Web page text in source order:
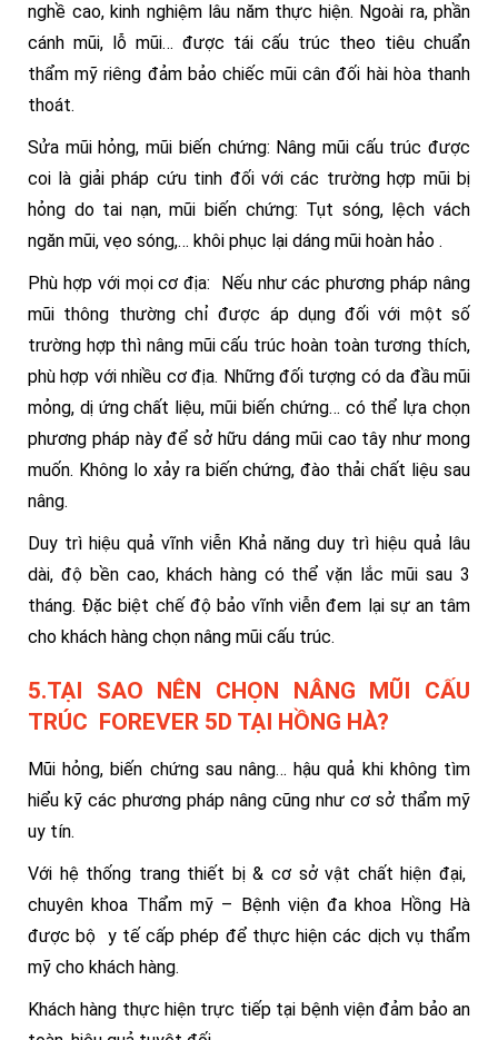
nghề cao, kinh nghiệm lâu năm thực hiện. Ngoài ra, phần
cánh mũi, lỗ mũi… được tái cấu trúc theo tiêu chuẩn
thẩm mỹ riêng đảm bảo chiếc mũi cân đối hài hòa thanh
thoát.
Sửa mũi hỏng, mũi biến chứng: Nâng mũi cấu trúc được
coi là giải pháp cứu tinh đối với các trường hợp mũi bị
hỏng do tai nạn, mũi biến chứng: Tụt sóng, lệch vách
ngăn mũi, vẹo sóng,… khôi phục lại dáng mũi hoàn hảo .
Phù hợp với mọi cơ địa: Nếu như các phương pháp nâng
mũi thông thường chỉ được áp dụng đối với một số
trường hợp thì nâng mũi cấu trúc hoàn toàn tương thích,
phù hợp với nhiều cơ địa. Những đối tượng có da đầu mũi
mỏng, dị ứng chất liệu, mũi biến chứng… có thể lựa chọn
phương pháp này để sở hữu dáng mũi cao tây như mong
muốn. Không lo xảy ra biến chứng, đào thải chất liệu sau
nâng.
Duy trì hiệu quả vĩnh viễn Khả năng duy trì hiệu quả lâu
dài, độ bền cao, khách hàng có thể vặn lắc mũi sau 3
tháng. Đặc biệt chế độ bảo vĩnh viễn đem lại sự an tâm
cho khách hàng chọn nâng mũi cấu trúc.
5.TẠI SAO NÊN CHỌN NÂNG MŨI CẤU
TRÚC FOREVER 5D TẠI HỒNG HÀ?
Mũi hỏng, biến chứng sau nâng… hậu quả khi không tìm
hiểu kỹ các phương pháp nâng cũng như cơ sở thẩm mỹ
uy tín.
Với hệ thống trang thiết bị & cơ sở vật chất hiện đại,
chuyên khoa Thẩm mỹ – Bệnh viện đa khoa Hồng Hà
được bộ y tế cấp phép để thực hiện các dịch vụ thẩm
mỹ cho khách hàng.
Khách hàng thực hiện trực tiếp tại bệnh viện đảm bảo an